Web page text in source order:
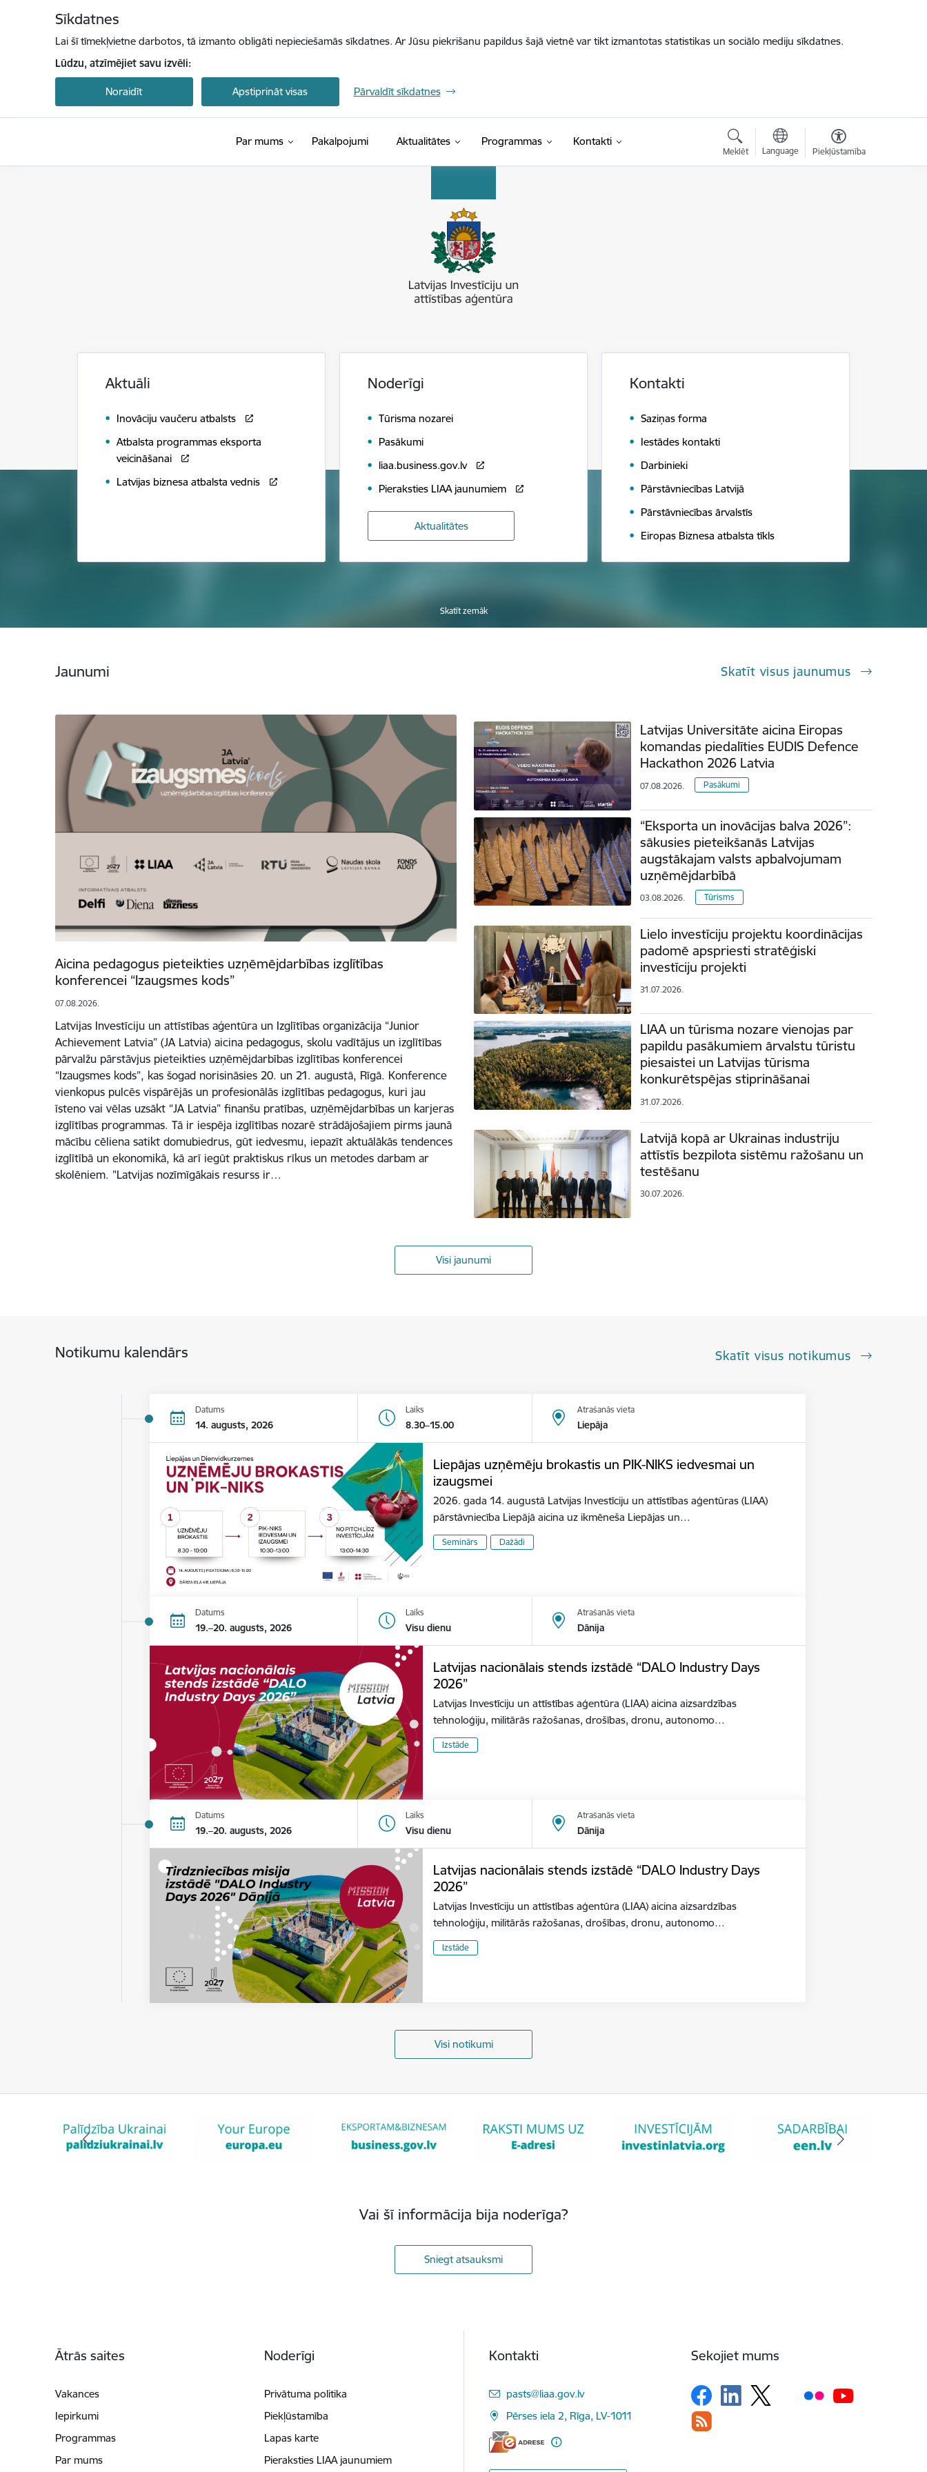
Sīkdatnes
Lai šī tīmekļvietne darbotos, tā izmanto obligāti nepieciešamās sīkdatnes. Ar Jūsu piekrišanu papildus šajā vietnē var tikt izmantotas statistikas un sociālo mediju sīkdatnes.
Lūdzu, atzīmējiet savu izvēli:
Noraidīt Apstiprināt visas Pārvaldīt sīkdatnes
Par mums Pakalpojumi Aktualitātes Programmas Kontakti
Meklēt Language Piekļūstamība
Aktuāli
Inovāciju vaučeru atbalsts
Atbalsta programmas eksporta
veicināšanai
Latvijas biznesa atbalsta vednis
Noderīgi
Tūrisma nozarei
Pasākumi
liaa.business.gov.lv
Pieraksties LIAA jaunumiem
Aktualitātes
Kontakti
Saziņas forma
Iestādes kontakti
Darbinieki
Pārstāvniecības Latvijā
Pārstāvniecības ārvalstīs
Eiropas Biznesa atbalsta tīkls
Skatīt zemāk
Jaunumi Skatīt visus jaunumus
Aicina pedagogus pieteikties uzņēmējdarbības izglītības
konferencei “Izaugsmes kods”
07.08.2026.
Latvijas Investīciju un attīstības aģentūra un Izglītības organizācija “Junior
Achievement Latvia” (JA Latvia) aicina pedagogus, skolu vadītājus un izglītības
pārvalžu pārstāvjus pieteikties uzņēmējdarbības izglītības konferencei
“Izaugsmes kods”, kas šogad norisināsies 20. un 21. augustā, Rīgā. Konference
vienkopus pulcēs vispārējās un profesionālās izglītības pedagogus, kuri jau
īsteno vai vēlas uzsākt “JA Latvia” finanšu pratības, uzņēmējdarbības un karjeras
izglītības programmas. Tā ir iespēja izglītības nozarē strādājošajiem pirms jaunā
mācību cēliena satikt domubiedrus, gūt iedvesmu, iepazīt aktuālākās tendences
izglītībā un ekonomikā, kā arī iegūt praktiskus rīkus un metodes darbam ar
skolēniem. "Latvijas nozīmīgākais resurss ir…
Latvijas Universitāte aicina Eiropas
komandas piedalīties EUDIS Defence
Hackathon 2026 Latvia
07.08.2026. Pasākumi
“Eksporta un inovācijas balva 2026”:
sākusies pieteikšanās Latvijas
augstākajam valsts apbalvojumam
uzņēmējdarbībā
03.08.2026. Tūrisms
Lielo investīciju projektu koordinācijas
padomē apspriesti stratēģiski
investīciju projekti
31.07.2026.
LIAA un tūrisma nozare vienojas par
papildu pasākumiem ārvalstu tūristu
piesaistei un Latvijas tūrisma
konkurētspējas stiprināšanai
31.07.2026.
Latvijā kopā ar Ukrainas industriju
attīstīs bezpilota sistēmu ražošanu un
testēšanu
30.07.2026.
Visi jaunumi
Notikumu kalendārs Skatīt visus notikumus
Datums
14. augusts, 2026
Laiks
8.30–15.00
Atrašanās vieta
Liepāja
Liepājas uzņēmēju brokastis un PIK-NIKS iedvesmai un
izaugsmei
2026. gada 14. augustā Latvijas Investīciju un attīstības aģentūras (LIAA)
pārstāvniecība Liepājā aicina uz ikmēneša Liepājas un…
Seminārs Dažādi
Datums
19.–20. augusts, 2026
Laiks
Visu dienu
Atrašanās vieta
Dānija
Latvijas nacionālais stends izstādē “DALO Industry Days
2026”
Latvijas Investīciju un attīstības aģentūra (LIAA) aicina aizsardzības
tehnoloģiju, militārās ražošanas, drošības, dronu, autonomo…
Izstāde
Datums
19.–20. augusts, 2026
Laiks
Visu dienu
Atrašanās vieta
Dānija
Latvijas nacionālais stends izstādē “DALO Industry Days
2026”
Latvijas Investīciju un attīstības aģentūra (LIAA) aicina aizsardzības
tehnoloģiju, militārās ražošanas, drošības, dronu, autonomo…
Izstāde
Visi notikumi
Vai šī informācija bija noderīga?
Sniegt atsauksmi
Ātrās saites
Vakances
Iepirkumi
Programmas
Par mums
Noderīgi
Privātuma politika
Piekļūstamība
Lapas karte
Pieraksties LIAA jaunumiem
Kontakti
E-pasts:
pasts@liaa.gov.lv
Pērses iela 2, Rīga, LV-1011
Sekojiet mums